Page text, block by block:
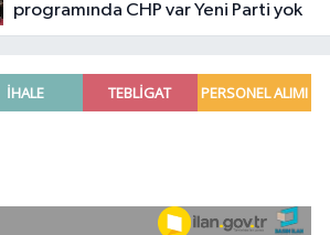
programında CHP var Yeni Parti yok